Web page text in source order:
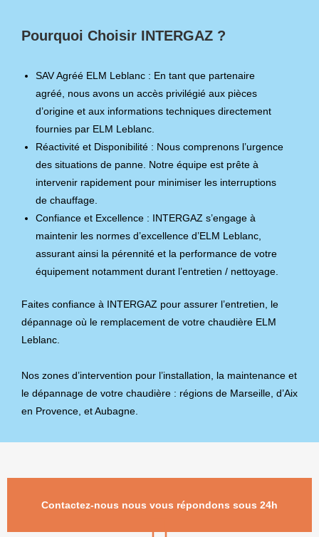
Pourquoi Choisir INTERGAZ ?
SAV Agréé ELM Leblanc : En tant que partenaire
agréé, nous avons un accès privilégié aux pièces
d’origine et aux informations techniques directement
fournies par ELM Leblanc.
Réactivité et Disponibilité : Nous comprenons l’urgence
des situations de panne. Notre équipe est prête à
intervenir rapidement pour minimiser les interruptions
de chauffage.
Confiance et Excellence : INTERGAZ s’engage à
maintenir les normes d’excellence d’ELM Leblanc,
assurant ainsi la pérennité et la performance de votre
équipement notamment durant l’entretien / nettoyage.
Faites confiance à INTERGAZ pour assurer l’entretien, le
dépannage où le remplacement de votre chaudière ELM
Leblanc.
Nos zones d’intervention pour l’installation, la maintenance et
le dépannage de votre chaudière : régions de Marseille, d’Aix
en Provence, et Aubagne.
Contactez-nous nous vous répondons sous 24h